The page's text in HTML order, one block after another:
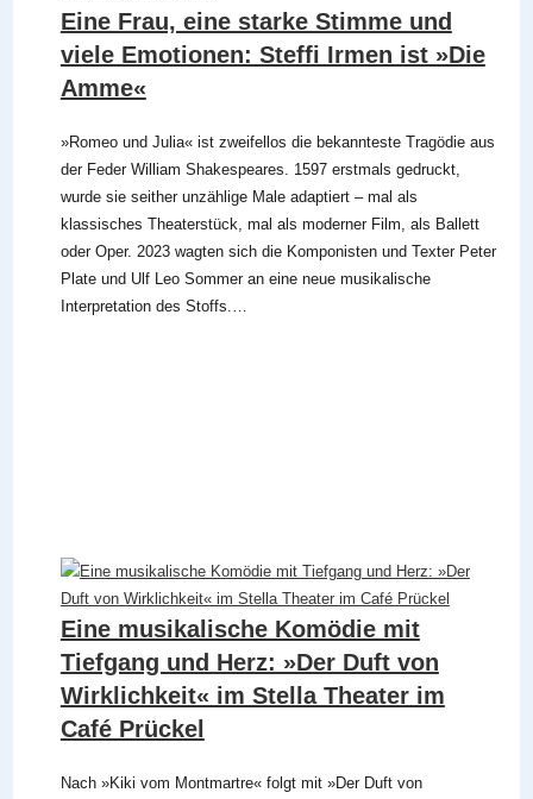
Eine Frau, eine starke Stimme und
viele Emotionen: Steffi Irmen ist »Die
Amme«
»Romeo und Julia« ist zweifellos die bekannteste Tragödie aus
der Feder William Shakespeares. 1597 erstmals gedruckt,
wurde sie seither unzählige Male adaptiert – mal als
klassisches Theaterstück, mal als moderner Film, als Ballett
oder Oper. 2023 wagten sich die Komponisten und Texter Peter
Plate und Ulf Leo Sommer an eine neue musikalische
Interpretation des Stoffs.…
Eine musikalische Komödie mit
Tiefgang und Herz: »Der Duft von
Wirklichkeit« im Stella Theater im
Café Prückel
Nach »Kiki vom Montmartre« folgt mit »Der Duft von